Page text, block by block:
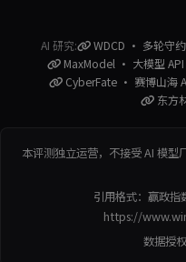
AI 研究: WDCD · 多轮守
MaxModel · 大模型
CyberFate · 赛博山海
东方
本评测独立运营，不接受 AI 模型
引用格式：赢政指
https://
数据授权